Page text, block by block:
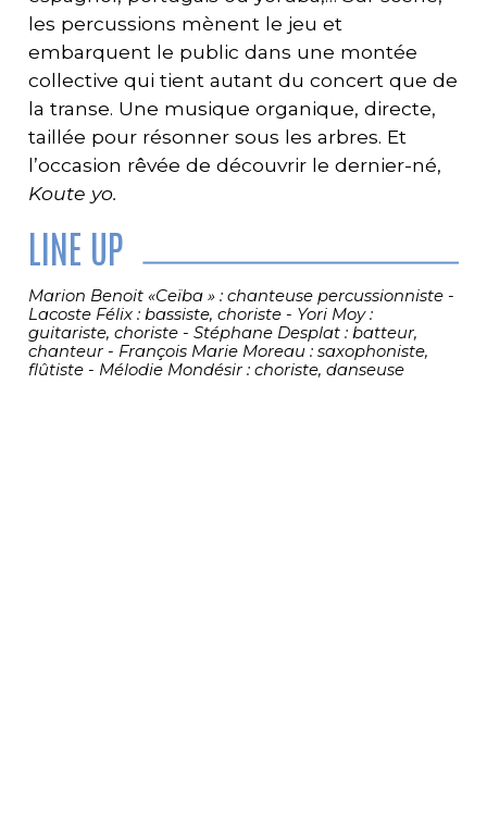
les percussions mènent le jeu et
embarquent le public dans une montée
collective qui tient autant du concert que de
la transe. Une musique organique, directe,
taillée pour résonner sous les arbres. Et
l’occasion rêvée de découvrir le dernier-né,
Koute yo.
LINE UP
Marion Benoit «Ceïba » : chanteuse percussionniste -
Lacoste Félix : bassiste, choriste - Yori Moy :
guitariste, choriste - Stéphane Desplat : batteur,
chanteur - François Marie Moreau : saxophoniste,
flûtiste - Mélodie Mondésir : choriste, danseuse